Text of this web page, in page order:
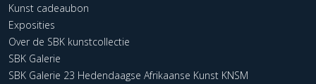
Kunst cadeaubon
Exposities
Over de SBK kunstcollectie
SBK Galerie
SBK Galerie 23 Hedendaagse Afrikaanse Kunst KNSM